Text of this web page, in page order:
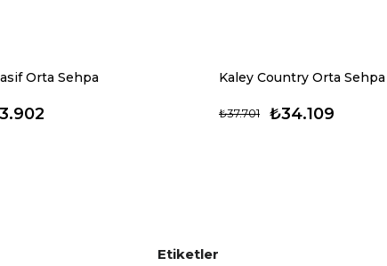
Orta Sehpa Kaley Country Orta Sehpa
₺34.109
₺37.701
Etiketler